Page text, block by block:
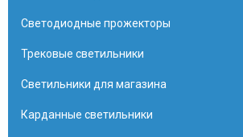
Светодиодные прожекторы
Трековые светильники
Светильники для магазина
Карданные светильники